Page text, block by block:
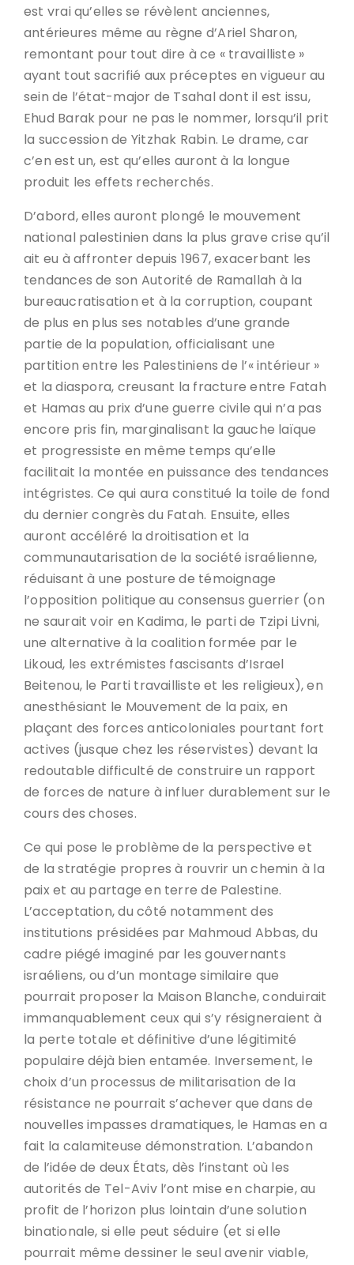
est vrai qu’elles se révèlent anciennes,
antérieures même au règne d’Ariel Sharon,
remontant pour tout dire à ce « travailliste »
ayant tout sacrifié aux préceptes en vigueur au
sein de l’état-major de Tsahal dont il est issu,
Ehud Barak pour ne pas le nommer, lorsqu’il prit
la succession de Yitzhak Rabin. Le drame, car
c’en est un, est qu’elles auront à la longue
produit les effets recherchés.
D’abord, elles auront plongé le mouvement
national palestinien dans la plus grave crise qu’il
ait eu à affronter depuis 1967, exacerbant les
tendances de son Autorité de Ramallah à la
bureaucratisation et à la corruption, coupant
de plus en plus ses notables d’une grande
partie de la population, officialisant une
partition entre les Palestiniens de l’« intérieur »
et la diaspora, creusant la fracture entre Fatah
et Hamas au prix d’une guerre civile qui n’a pas
encore pris fin, marginalisant la gauche laïque
et progressiste en même temps qu’elle
facilitait la montée en puissance des tendances
intégristes. Ce qui aura constitué la toile de fond
du dernier congrès du Fatah. Ensuite, elles
auront accéléré la droitisation et la
communautarisation de la société israélienne,
réduisant à une posture de témoignage
l’opposition politique au consensus guerrier (on
ne saurait voir en Kadima, le parti de Tzipi Livni,
une alternative à la coalition formée par le
Likoud, les extrémistes fascisants d’Israel
Beitenou, le Parti travailliste et les religieux), en
anesthésiant le Mouvement de la paix, en
plaçant des forces anticoloniales pourtant fort
actives (jusque chez les réservistes) devant la
redoutable difficulté de construire un rapport
de forces de nature à influer durablement sur le
cours des choses.
Ce qui pose le problème de la perspective et
de la stratégie propres à rouvrir un chemin à la
paix et au partage en terre de Palestine.
L’acceptation, du côté notamment des
institutions présidées par Mahmoud Abbas, du
cadre piégé imaginé par les gouvernants
israéliens, ou d’un montage similaire que
pourrait proposer la Maison Blanche, conduirait
immanquablement ceux qui s’y résigneraient à
la perte totale et définitive d’une légitimité
populaire déjà bien entamée. Inversement, le
choix d’un processus de militarisation de la
résistance ne pourrait s’achever que dans de
nouvelles impasses dramatiques, le Hamas en a
fait la calamiteuse démonstration. L’abandon
de l’idée de deux États, dès l’instant où les
autorités de Tel-Aviv l’ont mise en charpie, au
profit de l’horizon plus lointain d’une solution
binationale, si elle peut séduire (et si elle
pourrait même dessiner le seul avenir viable,